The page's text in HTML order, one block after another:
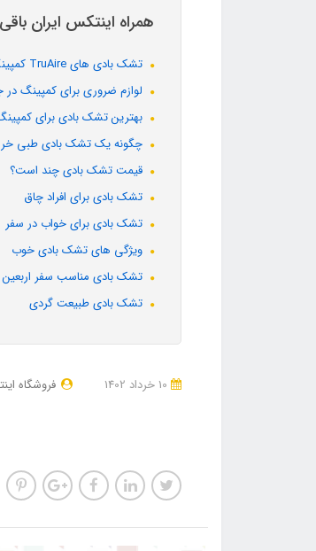
همراه اینتکس ایران
تشک بادی های TruAire کمپینگ، بالاترین کیفیت برای کمپینگ پاییز و زمستان
لوازم ضروری برای کمپینگ
بهترین تشک بادی برای
چگونه یک تشک بادی طبی
قیمت تشک بادی چند است؟
تشک بادی برای افراد چاق
تشک بادی برای خواب در سفر
ویژگی های تشک بادی خوب
تشک بادی مناسب سفر اربعین
تشک بادی طبیعت گردی
فروشگاه